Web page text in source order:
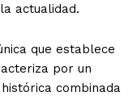
actualidad.
que establece
por un
combinada